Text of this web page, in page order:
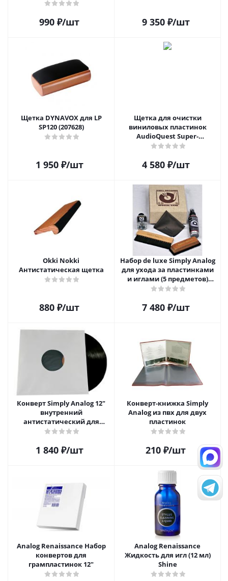
(25 шт)
990 ₽/шт 9 350₽/шт
Щетка DYNAVOX для LP
SP120 (207628)
1 950₽/шт
Щетка для очистки
виниловых пластинок
AudioQuest Super-
Conductive Anti-Static
4 580₽/шт
Okki Nokki
Антистатическая щетка
880 ₽/шт
Набор de luxe Simply Analog
для ухода за пластинками
и иглами (5 предметов)
SAVC005
7 480₽/шт
Конверт Simply Analog 12"
внутренний
антистатический для
пластинок (25шт)
1 840₽/шт
Конверт-книжка Simply
Analog из пвх для двух
пластинок
210 ₽/шт
Analog Renaissance Набор
конвертов для
грампластинок 12"
Analog Renaissance
Жидкость для игл (12 мл)
Shine